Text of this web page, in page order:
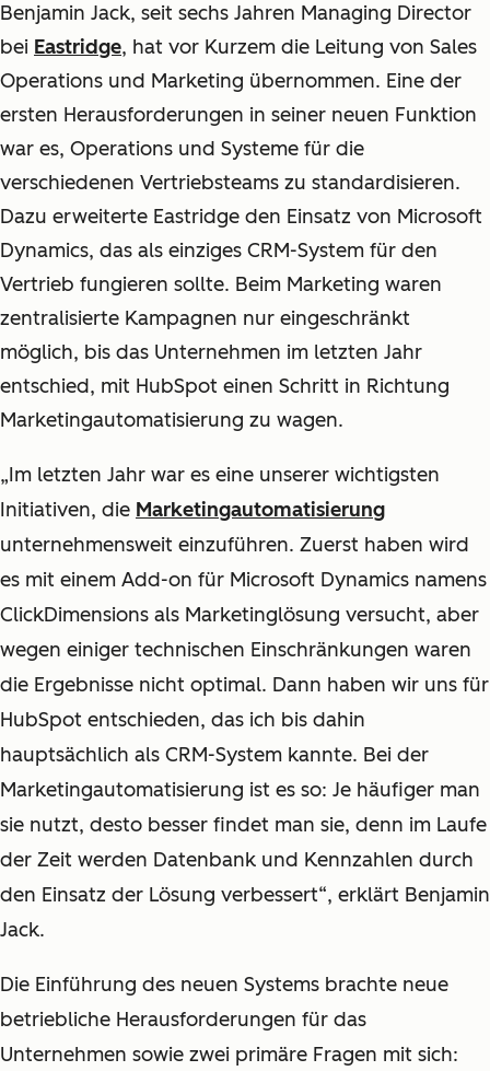
Benjamin Jack, seit sechs Jahren Managing Director
bei Eastridge, hat vor Kurzem die Leitung von Sales
Operations und Marketing übernommen. Eine der
ersten Herausforderungen in seiner neuen Funktion
war es, Operations und Systeme für die
verschiedenen Vertriebsteams zu standardisieren.
Dazu erweiterte Eastridge den Einsatz von Microsoft
Dynamics, das als einziges CRM-System für den
Vertrieb fungieren sollte. Beim Marketing waren
zentralisierte Kampagnen nur eingeschränkt
möglich, bis das Unternehmen im letzten Jahr
entschied, mit HubSpot einen Schritt in Richtung
Marketingautomatisierung zu wagen.
„Im letzten Jahr war es eine unserer wichtigsten
Initiativen, die Marketingautomatisierung
unternehmensweit einzuführen. Zuerst haben wird
es mit einem Add-on für Microsoft Dynamics namens
ClickDimensions als Marketinglösung versucht, aber
wegen einiger technischen Einschränkungen waren
die Ergebnisse nicht optimal. Dann haben wir uns für
HubSpot entschieden, das ich bis dahin
hauptsächlich als CRM-System kannte. Bei der
Marketingautomatisierung ist es so: Je häufiger man
sie nutzt, desto besser findet man sie, denn im Laufe
der Zeit werden Datenbank und Kennzahlen durch
den Einsatz der Lösung verbessert“, erklärt Benjamin
Jack.
Die Einführung des neuen Systems brachte neue
betriebliche Herausforderungen für das
Unternehmen sowie zwei primäre Fragen mit sich: